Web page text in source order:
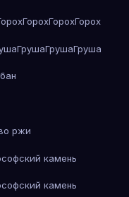
ГорохГорохГорох
ГрушаГрушаГруша
ржи
камень
камень